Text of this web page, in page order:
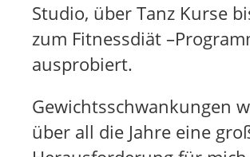
k
t
e
S
c
n
S
r
e
Studio, über Tanz Kurse
zum Fitnessdiät
ausprobiert.
Gewichtsschwankungen
über all die Jahre eine